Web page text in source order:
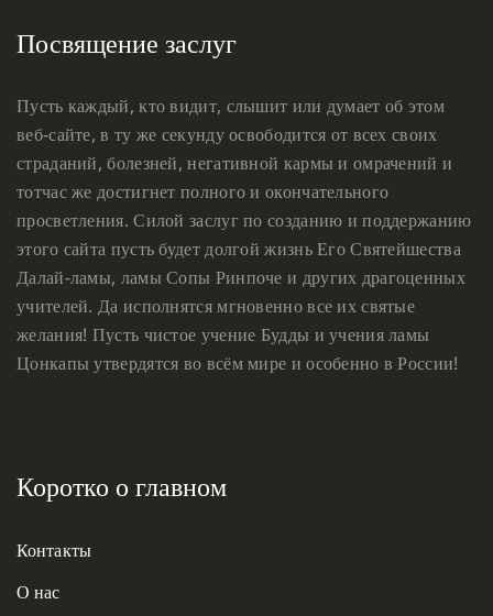
Посвящение заслуг
Пусть каждый, кто видит, слышит или думает об этом
веб-сайте, в ту же секунду освободится от всех своих
страданий, болезней, негативной кармы и омрачений и
тотчас же достигнет полного и окончательного
просветления. Силой заслуг по созданию и поддержанию
этого сайта пусть будет долгой жизнь Его Святейшества
Далай-ламы, ламы Сопы Ринпоче и других драгоценных
учителей. Да исполнятся мгновенно все их святые
желания! Пусть чистое учение Будды и учения ламы
Цонкапы утвердятся во всём мире и особенно в России!
Коротко о главном
Контакты
О нас